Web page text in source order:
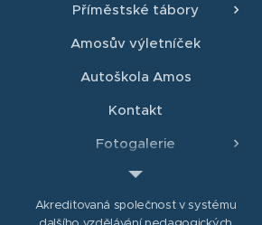
Příměstské tábory
Amosův výletníček
Autoškola Amos
Kontakt
Fotogalerie
Projekty
Akreditovaná společnost v systému